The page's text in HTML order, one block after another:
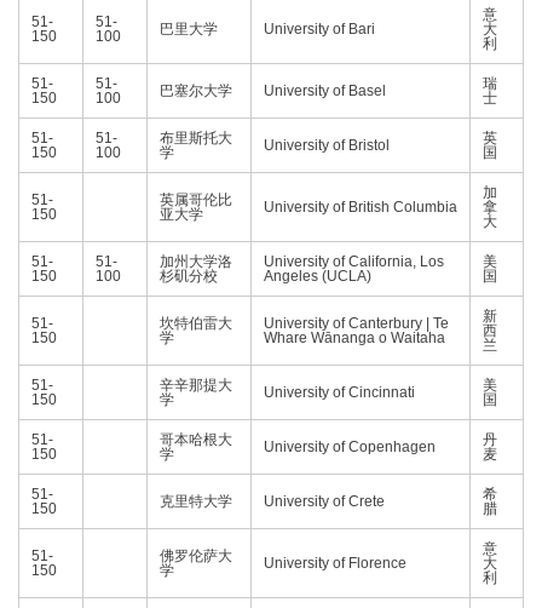
51-
150
51-
100
巴里大学 University of Bari
意
大
利
51-
150
51-
100
巴塞尔大学 University of Basel
瑞
士
51-
150
51-
100
布里斯托大
学
University of Bristol
英
国
51-
150
英属哥伦比
亚大学
University of British Columbia
加
拿
大
51-
150
51-
100
加州大学洛
杉矶分校
University of California, Los
Angeles (UCLA)
美
国
51-
150
坎特伯雷大
学
University of Canterbury | Te
Whare Wānanga o Waitaha
新
西
兰
51-
150
辛辛那提大
学
University of Cincinnati
美
国
51-
150
哥本哈根大
学
University of Copenhagen
丹
麦
51-
150
克里特大学 University of Crete
希
腊
51-
150
佛罗伦萨大
学
University of Florence
意
大
利